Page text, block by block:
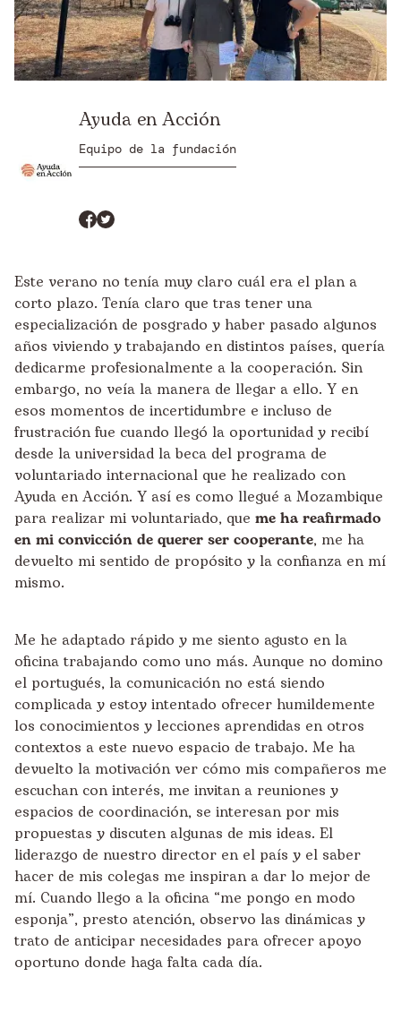
Ayuda en Acción
Equipo de la fundación
Este verano no tenía muy claro cuál era el plan a
corto plazo. Tenía claro que tras tener una
especialización de posgrado y haber pasado algunos
años viviendo y trabajando en distintos países, quería
dedicarme profesionalmente a la cooperación. Sin
embargo, no veía la manera de llegar a ello. Y en
esos momentos de incertidumbre e incluso de
frustración fue cuando llegó la oportunidad y recibí
desde la universidad la beca del programa de
voluntariado internacional que he realizado con
Ayuda en Acción. Y así es como llegué a Mozambique
para realizar mi voluntariado, que me ha reafirmado
en mi convicción de querer ser cooperante, me ha
devuelto mi sentido de propósito y la confianza en mí
mismo.
Me he adaptado rápido y me siento agusto en la
oficina trabajando como uno más. Aunque no domino
el portugués, la comunicación no está siendo
complicada y estoy intentado ofrecer humildemente
los conocimientos y lecciones aprendidas en otros
contextos a este nuevo espacio de trabajo. Me ha
devuelto la motivación ver cómo mis compañeros me
escuchan con interés, me invitan a reuniones y
espacios de coordinación, se interesan por mis
propuestas y discuten algunas de mis ideas. El
liderazgo de nuestro director en el país y el saber
hacer de mis colegas me inspiran a dar lo mejor de
mí. Cuando llego a la oficina “me pongo en modo
esponja”, presto atención, observo las dinámicas y
trato de anticipar necesidades para ofrecer apoyo
oportuno donde haga falta cada día.